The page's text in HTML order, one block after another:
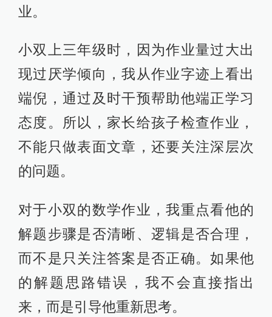
业。
小双上三年级时，因为作业量过大出
现过厌学倾向，我从作业字迹上看出
端倪，通过及时干预帮助他端正学习
态度。所以，家长给孩子检查作业，
不能只做表面文章，还要关注深层次
的问题。
对于小双的数学作业，我重点看他的
解题步骤是否清晰、逻辑是否合理，
而不是只关注答案是否正确。如果他
的解题思路错误，我不会直接指出
来，而是引导他重新思考。